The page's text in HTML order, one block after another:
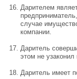
Дарителем
случае
компании.
Даритель
этом не узаконил
Даритель имеет